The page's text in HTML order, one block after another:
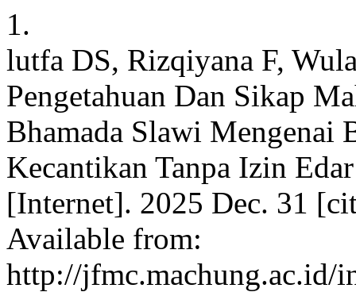
1.
lutfa DS, Rizqiyana F,
Pengetahuan Dan Sikap
Bhamada Slawi Mengenai
Kecantikan Tanpa Izin
[Internet]. 2025 Dec. 31
Available from:
http://jfmc.machung.ac.id/